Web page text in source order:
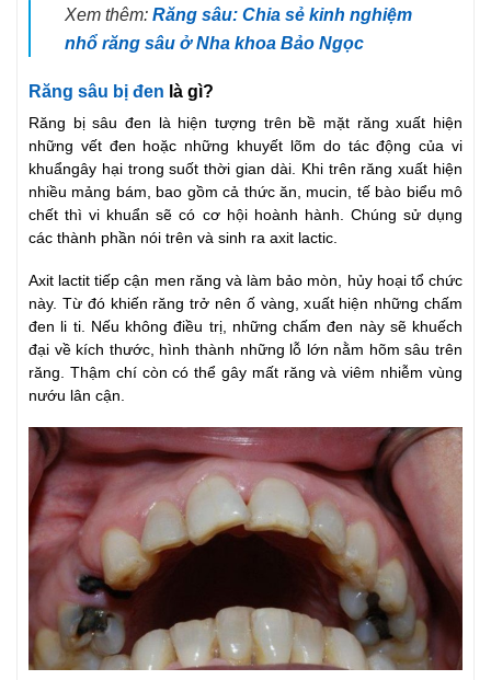
Xem thêm: Răng sâu: Chia sẻ kinh nghiệm
nhổ răng sâu ở Nha khoa Bảo Ngọc
Răng sâu bị đen là gì?
Răng bị sâu đen là hiện tượng trên bề mặt răng xuất hiện
những vết đen hoặc những khuyết lõm do tác động của vi
khuẩngây hại trong suốt thời gian dài. Khi trên răng xuất hiện
nhiều mảng bám, bao gồm cả thức ăn, mucin, tế bào biểu mô
chết thì vi khuẩn sẽ có cơ hội hoành hành. Chúng sử dụng
các thành phần nói trên và sinh ra axit lactic.
Axit lactit tiếp cận men răng và làm bảo mòn, hủy hoại tổ chức
này. Từ đó khiến răng trở nên ố vàng, xuất hiện những chấm
đen li ti. Nếu không điều trị, những chấm đen này sẽ khuếch
đại về kích thước, hình thành những lỗ lớn nằm hõm sâu trên
răng. Thậm chí còn có thể gây mất răng và viêm nhiễm vùng
nướu lân cận.